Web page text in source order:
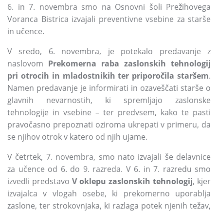
6. in 7. novembra smo na Osnovni šoli Prežihovega
Voranca Bistrica izvajali preventivne vsebine za starše
in učence.
V sredo, 6. novembra, je potekalo predavanje z
naslovom Prekomerna raba zaslonskih tehnologij
pri otrocih in mladostnikih ter priporočila staršem.
Namen predavanje je informirati in ozaveščati starše o
glavnih nevarnostih, ki spremljajo zaslonske
tehnologije in vsebine – ter predvsem, kako te pasti
pravočasno prepoznati oziroma ukrepati v primeru, da
se njihov otrok v katero od njih ujame.
V četrtek, 7. novembra, smo nato izvajali še delavnice
za učence od 6. do 9. razreda. V 6. in 7. razredu smo
izvedli predstavo V oklepu zaslonskih tehnologij, kjer
izvajalca v vlogah osebe, ki prekomerno uporablja
zaslone, ter strokovnjaka, ki razlaga potek njenih težav,